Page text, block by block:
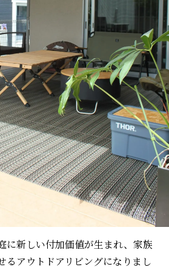
に新しい付加価値が生まれ、家族
るアウトドアリビングになりまし